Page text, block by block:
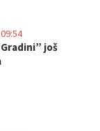
još